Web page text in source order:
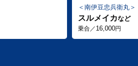
南伊豆忠兵衛丸
スルメイカなど
乗合／ 16,000円